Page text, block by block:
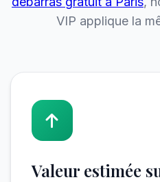
VIP applique la
Valeur estimée